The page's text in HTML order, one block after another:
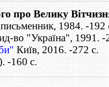
про Велику
1984. -192
во "Україна", 1991. -
Київ, 2016. -272 с.
-160 с.